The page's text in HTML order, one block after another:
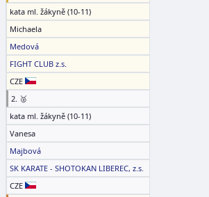
kata ml. žákyně (10-11)
Michaela
Medová
FIGHT CLUB z.s.
CZE
2. 🥈
kata ml. žákyně (10-11)
Vanesa
Majbová
SK KARATE - SHOTOKAN LIBEREC, z.s.
CZE